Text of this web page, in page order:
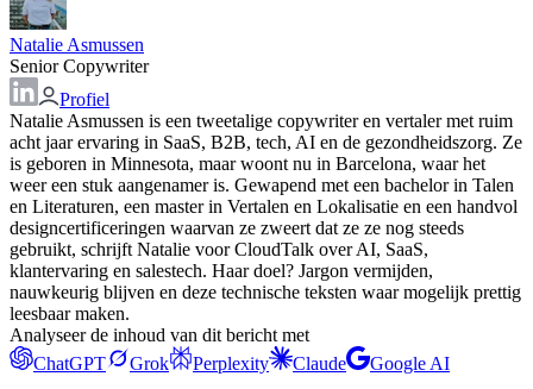
Natalie Asmussen
Senior Copywriter
Profiel
Natalie Asmussen is een tweetalige copywriter en vertaler met ruim
acht jaar ervaring in SaaS, B2B, tech, AI en de gezondheidszorg. Ze
is geboren in Minnesota, maar woont nu in Barcelona, waar het
weer een stuk aangenamer is. Gewapend met een bachelor in Talen
en Literaturen, een master in Vertalen en Lokalisatie en een handvol
designcertificeringen waarvan ze zweert dat ze ze nog steeds
gebruikt, schrijft Natalie voor CloudTalk over AI, SaaS,
klantervaring en salestech. Haar doel? Jargon vermijden,
nauwkeurig blijven en deze technische teksten waar mogelijk prettig
leesbaar maken.
Analyseer de inhoud van dit bericht met
ChatGPT
Grok Perplexity Claude Google AI